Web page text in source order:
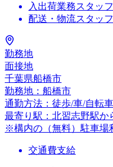
入出荷業務スタッフ
配送・物流スタッフ
勤務地
面接地
千葉県船橋市
勤務地：船橋市
通勤方法：徒歩/車/自転
最寄り駅：北習志野駅か
※構内の（無料）駐車場
交通費支給